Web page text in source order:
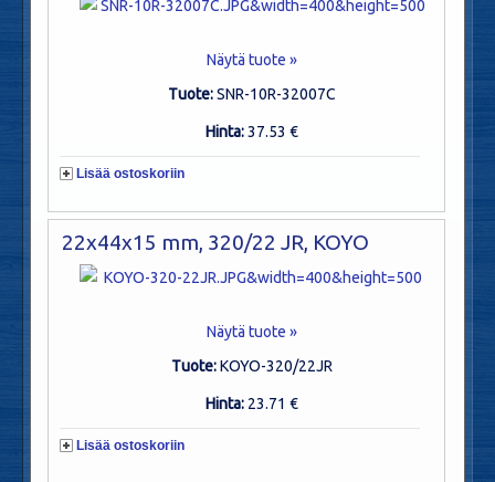
Näytä tuote »
Tuote:SNR-10R-32007C
Hinta:37.53 €
Lisää ostoskoriin
22x44x15 mm, 320/22 JR, KOYO
Näytä tuote »
Tuote:KOYO-320/22JR
Hinta: 23.71 €
Lisää ostoskoriin